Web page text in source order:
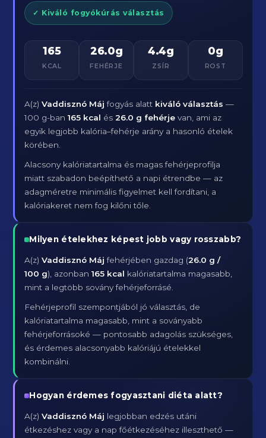
✓ Kiváló fogyókúrás választás
165
KCAL
26.0g
FEHÉRJE
4.4g
ZSÍR
0g
ROST
A(z)Vaddisznó Máj fogyás alatt kiváló választás —
100 g-ban165 kcal és26.0 g fehérje van, ami az
egyik legjobb kalória–fehérje arány a hasonló ételek
körében.
Alacsony kalóriatartalma és magas fehérjeprofilja
miatt szabadon beépíthető a napi étrendbe — az
adagméretre minimális figyelmet kell fordítani, a
kalóriakeret nem fog kilőni tőle.
Milyen ételekhez képest jobb vagy rosszabb?
A(z)Vaddisznó Máj fehérjében gazdag (26.0 g /
100 g), azonban165 kcal kalóriatartalma magasabb,
mint a legtöbb sovány fehérjeforrásé.
Fehérjeprofil szempontjából jó választás, de
kalóriatartalma magasabb, mint a soványabb
fehérjeforrásoké — pontosabb adagolás szükséges,
és érdemes alacsonyabb kalóriájú ételekkel
kombinálni.
Hogyan érdemes fogyasztani diéta alatt?
A(z)Vaddisznó Máj legjobban edzés utáni
étkezéshez vagy a nap főétkezéséhez illeszthető —